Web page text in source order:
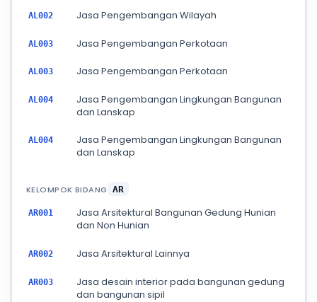
AL002 Jasa Pengembangan Wilayah
AL003 Jasa Pengembangan Perkotaan
AL003 Jasa Pengembangan Perkotaan
AL004
Jasa Pengembangan Lingkungan Bangunan
dan Lanskap
AL004
Jasa Pengembangan Lingkungan Bangunan
dan Lanskap
KELOMPOK BIDANG AR
AR001
Jasa Arsitektural Bangunan Gedung Hunian
dan Non Hunian
AR002 Jasa Arsitektural Lainnya
AR003
Jasa desain interior pada bangunan gedung
dan bangunan sipil